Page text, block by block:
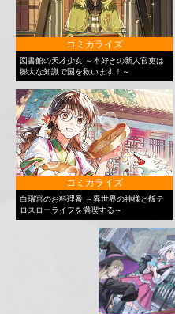
コミカライズ
図書館の天才少女 ～本好きの新人官吏は
膨大な知識で国を救います！～
コミカライズ
白瑞宮のお料理番 ～異世界の神様と飯テ
ロスローライフを満喫する～